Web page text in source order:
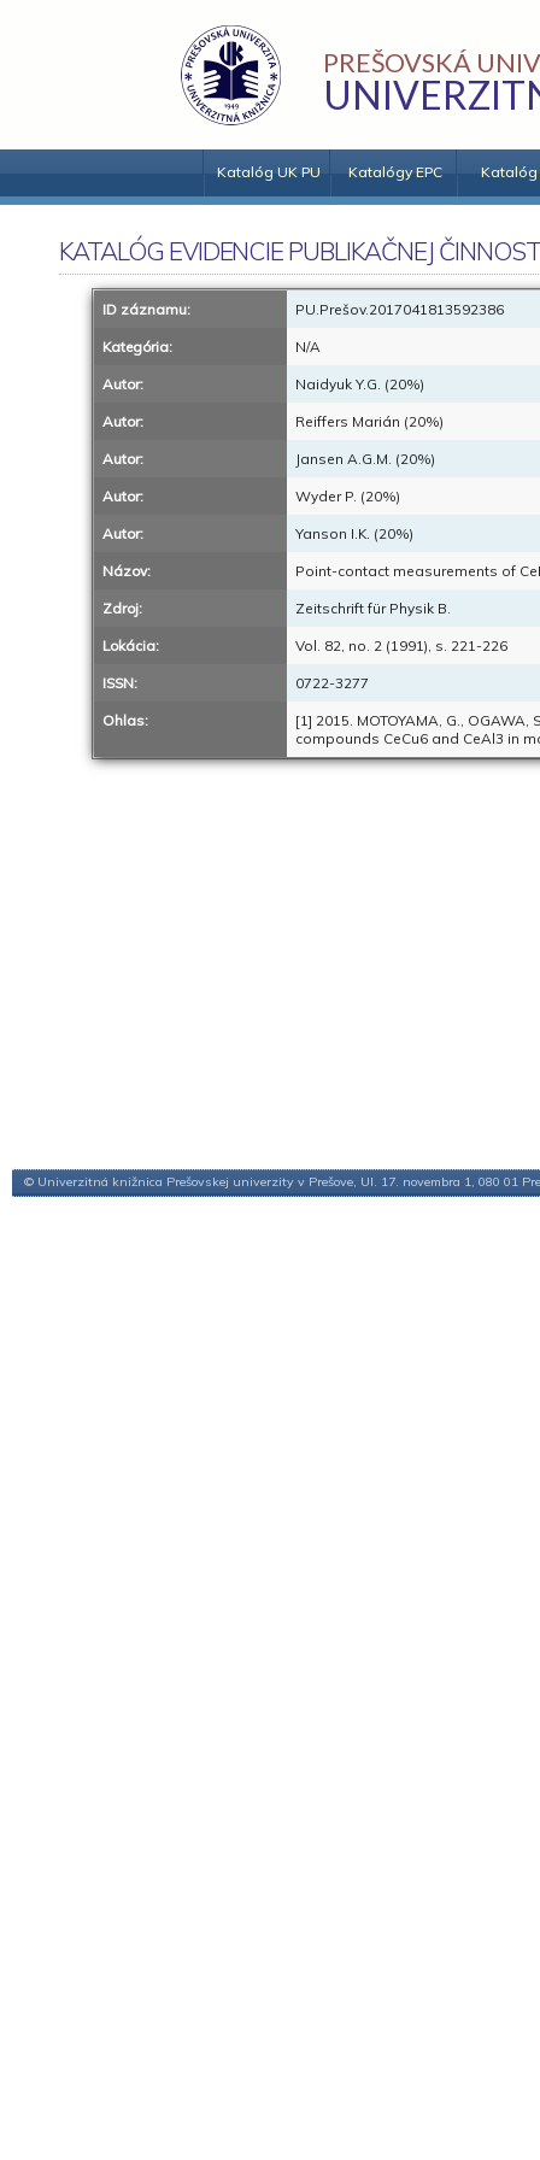
PREŠOVSKÁ
Katalóg UK PU Katalógy EPC Katalóg
KATALÓG EVIDENCIE PUBLIKAČNEJ
ID záznamu: PU.Prešov.2017041813592386
Kategória: N/A
Autor: Naidyuk Y.G. (20%)
Autor: Reiffers Marián (20%)
Autor: Jansen A.G.M. (20%)
Autor: Wyder P. (20%)
Autor: Yanson I.K. (20%)
Názov: Point-contact measurements of
Zdroj: Zeitschrift für Physik B.
Lokácia: Vol. 82, no. 2 (1991), s. 221-226
ISSN: 0722-3277
Ohlas:
[1] 2015. MOTOYAMA, G.,
compounds CeCu6 and CeAl3 in
© Univerzitná knižnica Prešovskej univerzity v Prešove, Ul. 17. novembra 1, 080 01